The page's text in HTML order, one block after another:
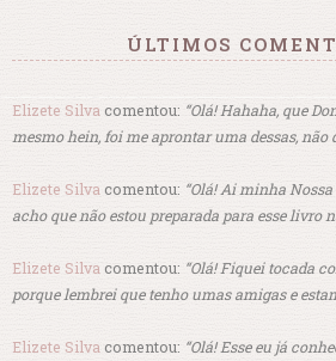
ÚLTIMOS
Elizete Silva comentou: “Olá! Hahaha, que
mesmo hein, foi me aprontar uma dessas, não
Elizete Silva comentou: “Olá! Ai minha
acho que não estou preparada para esse livro
Elizete Silva comentou: “Olá! Fiquei tocada
porque lembrei que tenho umas amigas e
Elizete Silva comentou: “Olá! Esse eu já